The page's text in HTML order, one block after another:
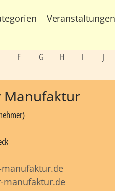
Veranstaltungen
F G H I J
Manufaktur